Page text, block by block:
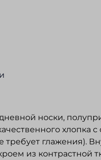
носки,
хлопка
требует глажения).
из контрастной